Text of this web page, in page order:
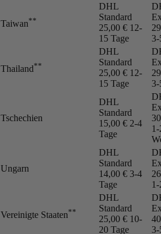
Taiwan**
DHL
Standard
25,00 € 12-
15 Tage
3-
Thailand**
DHL
Standard
25,00 € 12-
15 Tage
3-
Tschechien
DHL
Standard
15,00 € 2-4
Tage
1-
Ungarn
DHL
Standard
14,00 € 3-4
Tage
1-
Vereinigte Staaten**
DHL
Standard
25,00 € 10-
20 Tage
3-